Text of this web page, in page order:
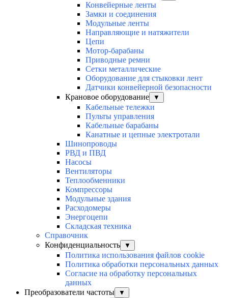
Конвейерные ленты
Замки и соединения
Модульные ленты
Направляющие и натяжители
Цепи
Мотор-барабаны
Приводные ремни
Сетки металлические
Оборудование для стыковки лент
Датчики конвейерной безопасности
Крановое оборудование
▼
Кабельные тележки
Пульты управления
Кабельные барабаны
Канатные и цепные электротали
Шинопроводы
РВД и ПВД
Насосы
Вентиляторы
Теплообменники
Компрессоры
Модульные здания
Расходомеры
Энергоцепи
Складская техника
Справочник
Конфиденциальность
▼
Политика использования файлов cookie
Политика обработки персональных данных
Согласие на обработку персональных
данных
Преобразователи частоты
▼